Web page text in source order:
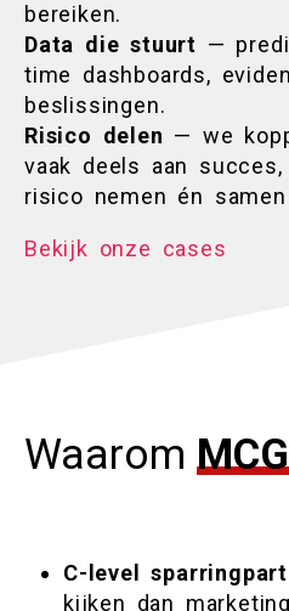
bereiken.
Data die stuurt —
time dashboards,
beslissingen.
Risico delen — we
vaak deels aan
risico nemen én
Bekijk onze cases
Waarom MCG
C-level
kijken dan